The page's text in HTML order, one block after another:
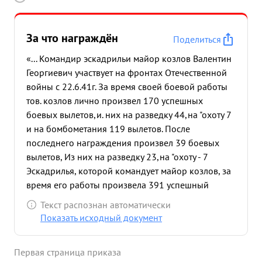
За что награждён
Поделиться
«... Командир эскадрильи майор козлов Валентин
Георгиевич участвует на фронтах Отечественной
войны с 22.6.41г. За время своей боевой работы
тов. козлов лично произвел 170 успешных
боевых вылетов,и. них на разведку 44,на "охоту 7
и на бомбометания 119 вылетов. После
последнего награждения произвел 39 боевых
вылетов, Из них на разведку 23,на "охоту - 7
Эскадрилья, которой командует майор козлов, за
время его работы произвела 391 успешный
самолетовылет с боевым налетом 612час.49мин.
из них на разведку 106 самолетовылетов на
уничтожила -115 автомашин до 75 танков, 11
Текст распознан автоматически
Показать исходный документ
Первая страница приказа